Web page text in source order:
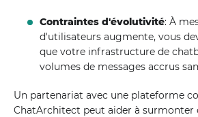
Contraintes d'évolutivité: À
d'utilisateurs augmente, vous
que votre infrastructure de
volumes de messages accrus
Un partenariat avec une plateforme
ChatArchitect peut aider à surmonter